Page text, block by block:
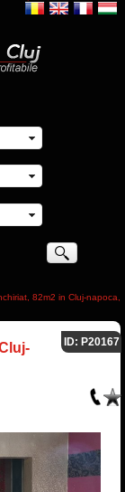
82m2 in Cluj-napoca,
ID: P20167